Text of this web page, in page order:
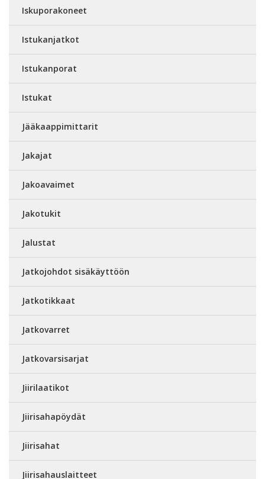
Iskuporakoneet
Istukanjatkot
Istukanporat
Istukat
Jääkaappimittarit
Jakajat
Jakoavaimet
Jakotukit
Jalustat
Jatkojohdot sisäkäyttöön
Jatkotikkaat
Jatkovarret
Jatkovarsisarjat
Jiirilaatikot
Jiirisahapöydät
Jiirisahat
Jiirisahauslaitteet